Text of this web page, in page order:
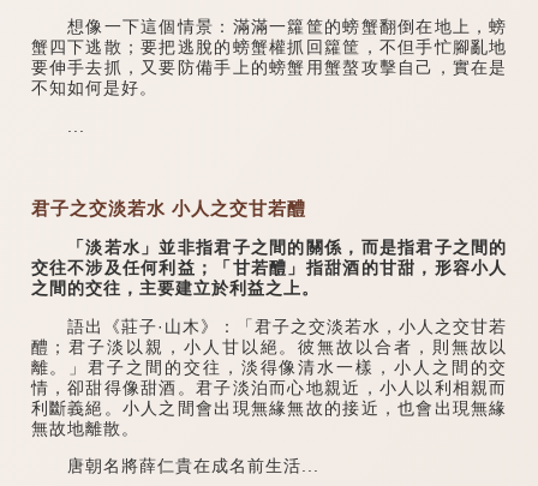
想像一下這個情景：滿滿一籮筐的螃蟹翻倒在地上，螃
蟹四下逃散；要把逃脫的螃蟹權抓回籮筐，不但手忙腳亂地
要伸手去抓，又要防備手上的螃蟹用蟹螯攻擊自己，實在是
不知如何是好。
君子之交淡若水 小人之交甘若醴
「淡若水」並非指君子之間的關係，而是指君子之間的
交往不涉及任何利益；「甘若醴」指甜酒的甘甜，形容小人
之間的交往，主要建立於利益之上。
語出《莊子·山木》：「君子之交淡若水，小人之交甘若
醴；君子淡以親，小人甘以絕。彼無故以合者，則無故以
離。」君子之間的交往，淡得像清水一樣，小人之間的交
情，卻甜得像甜酒。君子淡泊而心地親近，小人以利相親而
利斷義絕。小人之間會出現無緣無故的接近，也會出現無緣
無故地離散。
唐朝名將薛仁貴在成名前生活...